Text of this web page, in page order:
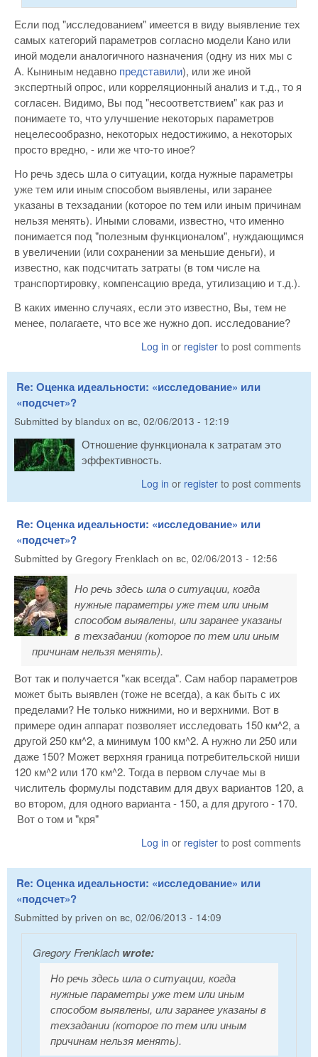
Если под "исследованием" имеется в виду выявление тех
самых категорий параметров согласно модели Кано или
иной модели аналогичного назначения (одну из них мы с
А. Кыниным недавно представили), или же иной
экспертный опрос, или корреляционный анализ и т.д., то я
согласен. Видимо, Вы под "несоответствием" как раз и
понимаете то, что улучшение некоторых параметров
нецелесообразно, некоторых недостижимо, а некоторых
просто вредно, - или же что-то иное?
Но речь здесь шла о ситуации, когда нужные параметры
уже тем или иным способом выявлены, или заранее
указаны в техзадании (которое по тем или иным причинам
нельзя менять). Иными словами, известно, что именно
понимается под "полезным функционалом", нуждающимся
в увеличении (или сохранении за меньшие деньги), и
известно, как подсчитать затраты (в том числе на
транспортировку, компенсацию вреда, утилизацию и т.д.).
В каких именно случаях, если это известно, Вы, тем не
менее, полагаете, что все же нужно доп. исследование?
Log in or register to post comments
Re: Оценка идеальности: «исследование» или
«подсчет»?
Submitted by blandux on вс, 02/06/2013 - 12:19
Отношение функционала к затратам это
эффективность.
Log in or register to post comments
Re: Оценка идеальности: «исследование» или
«подсчет»?
Submitted by Gregory Frenklach on вс, 02/06/2013 - 12:56
Но речь здесь шла о ситуации, когда
нужные параметры уже тем или иным
способом выявлены, или заранее указаны
в техзадании (которое по тем или иным
причинам нельзя менять).
Вот так и получается "как всегда". Сам набор параметров
может быть выявлен (тоже не всегда), а как быть с их
пределами? Не только нижними, но и верхними. Вот в
примере один аппарат позволяет исследовать 150 км^2, а
другой 250 км^2, а минимум 100 км^2. А нужно ли 250 или
даже 150? Может верхняя граница потребительской ниши
120 км^2 или 170 км^2. Тогда в первом случае мы в
числитель формулы подставим для двух вариантов 120, а
во втором, для одного варианта - 150, а для другого - 170.
Вот о том и "кря"
Log in or register to post comments
Re: Оценка идеальности: «исследование» или
«подсчет»?
Submitted by priven on вс, 02/06/2013 - 14:09
Gregory Frenklach wrote:
Но речь здесь шла о ситуации, когда
нужные параметры уже тем или иным
способом выявлены, или заранее указаны в
техзадании (которое по тем или иным
причинам нельзя менять).